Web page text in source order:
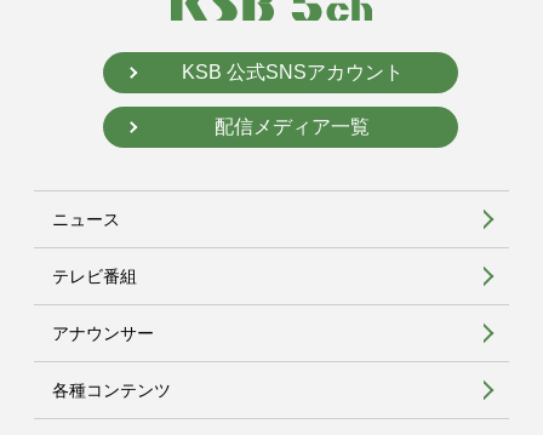
KSB 公式SNSアカウント
配信メディア一覧
ニュース
テレビ番組
アナウンサー
各種コンテンツ